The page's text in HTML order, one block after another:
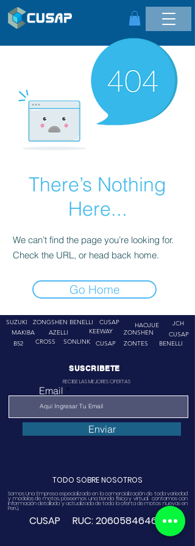
There’s Nothing
Here...
We can’t find the page you’re looking for.
Check the URL, or head back home.
Go Home
SUZUKI
ZONGSHEN
MAKIBA
AZELLI
BENELLI
CUSAP
KEEWAY
B52
CROSS SONLINK CUSAP
HAOJUE
JCH
ZONSHEN
ZONTES
CUSAP
BENELLI
SUSCRIBETE
RECIBE LAS MEJORES OFERTAS
Email
Enviar
TODO SOBRE NOSOTROS
Somos Una Empresa especializado en la comercialización de toda variedad
y modelos de motos, poseemos una tienda física y virtual. contamos con
información detallada y actualizada de toda la oferta de motos nuevas en
Perú.
CUSAP RUC:20605846468